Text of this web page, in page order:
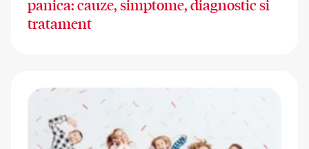
panica: cauze, simptome, diagnostic si
tratament